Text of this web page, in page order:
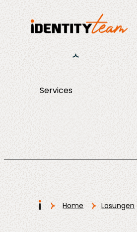
Services
Home Lösungen